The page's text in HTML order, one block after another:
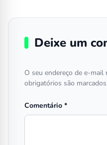
Deixe um
O seu endereço de e-mail
obrigatórios são
Comentário *